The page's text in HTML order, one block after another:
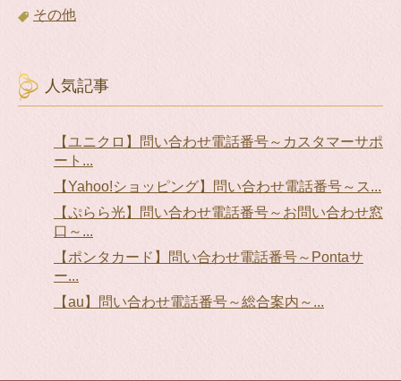
その他
人気記事
【ユニクロ】問い合わせ電話番号～カスタマーサポ
ート...
【Yahoo!ショッピング】問い合わせ電話番号～ス...
【ぷらら光】問い合わせ電話番号～お問い合わせ窓
口～...
【ポンタカード】問い合わせ電話番号～Pontaサ
ー...
【au】問い合わせ電話番号～総合案内～...